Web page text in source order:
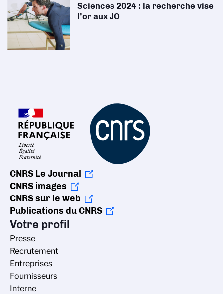
Sciences 2024 : la recherche vise
l’or aux JO
CNRS Le Journal
CNRS images
CNRS sur le web
Publications du CNRS
Votre profil
Presse
Recrutement
Entreprises
Fournisseurs
Interne